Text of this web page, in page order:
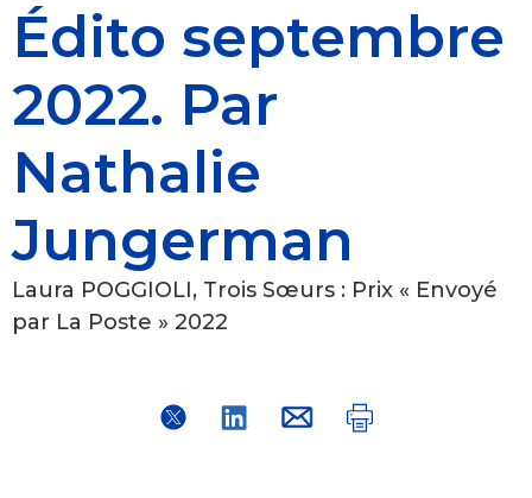
Édito septembre
2022. Par
Nathalie
Jungerman
Laura POGGIOLI, Trois Sœurs : Prix « Envoyé
par La Poste » 2022